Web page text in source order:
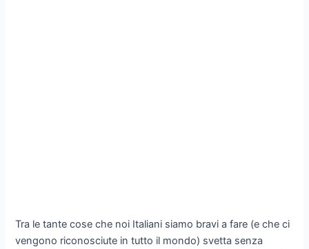
Tra le tante cose che noi Italiani siamo bravi a fare (e che ci
vengono riconosciute in tutto il mondo) svetta senza